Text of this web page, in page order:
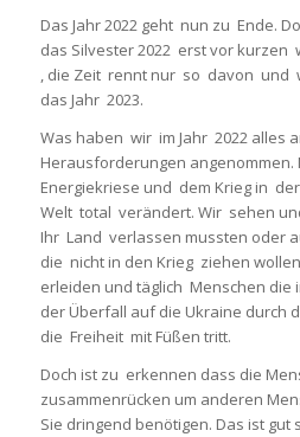
Das Jahr 2022 geht nun zu Ende.
das Silvester 2022 erst vor kurzen
, die Zeit rennt nur so davon und
das Jahr 2023.
Was haben wir im Jahr 2022 alles
Herausforderungen angenommen.
Energiekriese und dem Krieg in
Welt total verändert. Wir sehen
Ihr Land verlassen mussten oder
die nicht in den Krieg ziehen
erleiden und täglich Menschen die
der Überfall auf die Ukraine durch
die Freiheit mit Füßen tritt.
Doch ist zu erkennen dass die
zusammenrücken um anderen
Sie dringend benötigen. Das ist gut